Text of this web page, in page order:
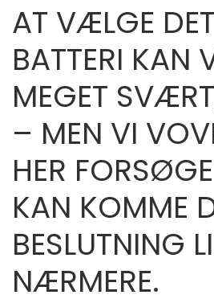
AT VÆLGE
BATTERI KAN
MEGET
– MEN VI
HER
KAN KOMME
BESLUTNING
NÆRMERE.